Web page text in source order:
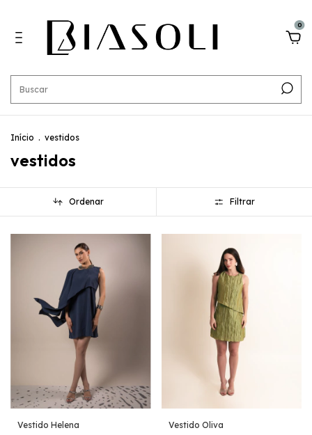
0
Início . vestidos
vestidos
Ordenar Filtrar
Vestido Helena
Vestido Oliva